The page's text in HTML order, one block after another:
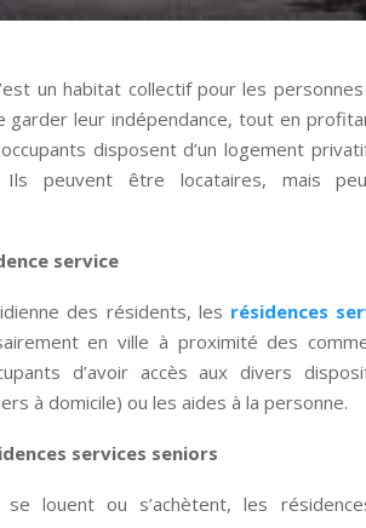
un habitat collectif pour les
garder leur indépendance, tout en
disposent d’un logement
Ils peuvent être locataires, mais
service
des résidents, les résidences
en ville à proximité des
d’avoir accès aux divers
à domicile) ou les aides à la personne.
services seniors
louent ou s’achètent, les